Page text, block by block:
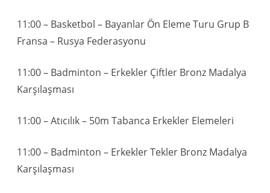
11:00 – Basketbol – Bayanlar Ön Eleme Turu Grup B
Fransa – Rusya Federasyonu
11:00 – Badminton – Erkekler Çiftler Bronz Madalya
Karşılaşması
11:00 – Atıcılık – 50m Tabanca Erkekler Elemeleri
11:00 – Badminton – Erkekler Tekler Bronz Madalya
Karşılaşması